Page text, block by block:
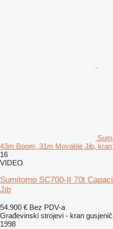
43m Boom, 31m Movable Jib,
16
VIDEO
Sumitomo SC700-II 70t
Jib
54.900 € Bez PDV-a
Građevinski strojevi - kran
1998